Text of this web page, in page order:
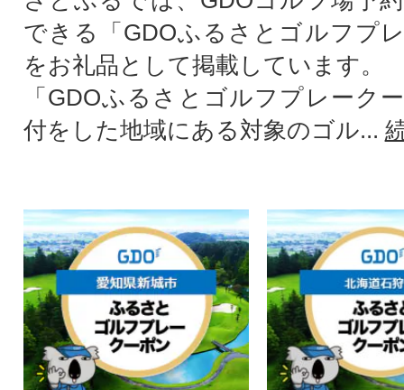
できる「GDOふるさとゴルフプ
をお礼品として掲載しています。
「GDOふるさとゴルフプレーク
付をした地域にある対象のゴル...